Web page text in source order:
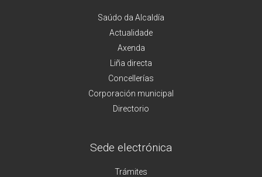
Saúdo da Alcaldía
Actualidade
Axenda
Liña directa
Concellerías
Corporación municipal
Directorio
Sede electrónica
Trámites